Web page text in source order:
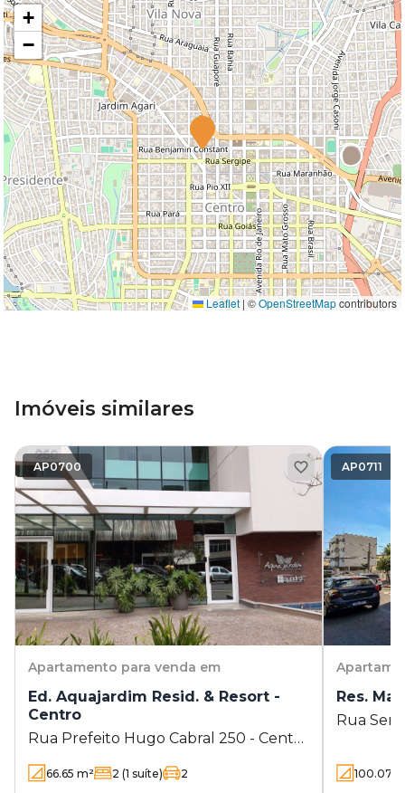
+
−
Leaflet | ©OpenStreetMapcontributors
Imóveis similares
AP0700
Apartamento para venda em
Ed. Aquajardim Resid. & Resort -
Centro
Rua Prefeito Hugo Cabral 250 - Centro
- Londrina - PR
66.65 m² 2 (1 suíte) 2
AP0711
Res.
Rua
100.07